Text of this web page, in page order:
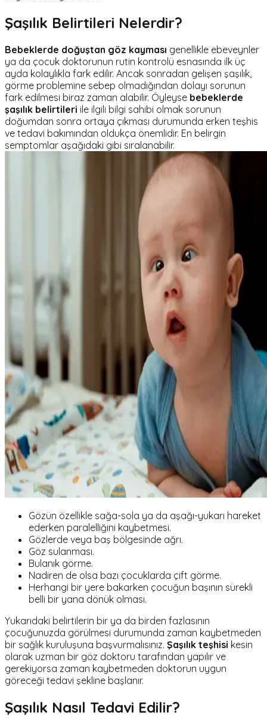
Şaşılık Belirtileri Nelerdir?
Bebeklerde doğuştan göz kayması genellikle ebeveynler
ya da çocuk doktorunun rutin kontrolü esnasında ilk üç
ayda kolaylıkla fark edilir. Ancak sonradan gelişen şaşılık,
görme problemine sebep olmadığından dolayı sorunun
fark edilmesi biraz zaman alabilir. Öyleyse bebeklerde
şaşılık belirtileri ile ilgili bilgi sahibi olmak sorunun
doğumdan sonra ortaya çıkması durumunda erken teşhis
ve tedavi bakımından oldukça önemlidir. En belirgin
semptomlar aşağıdaki gibi sıralanabilir.
Gözün özellikle sağa-sola ya da aşağı-yukarı hareket
ederken paralelliğini kaybetmesi.
Gözlerde veya baş bölgesinde ağrı.
Göz sulanması.
Bulanık görme.
Nadiren de olsa bazı çocuklarda çift görme.
Herhangi bir yere bakarken çocuğun başının sürekli
belli bir yana dönük olması.
Yukarıdaki belirtilerin bir ya da birden fazlasının
çocuğunuzda görülmesi durumunda zaman kaybetmeden
bir sağlık kuruluşuna başvurmalısınız. Şaşılık teşhisi kesin
olarak uzman bir göz doktoru tarafından yapılır ve
gerekiyorsa zaman kaybetmeden doktorun uygun
göreceği tedavi şekline başlanır.
Şaşılık Nasıl Tedavi Edilir?